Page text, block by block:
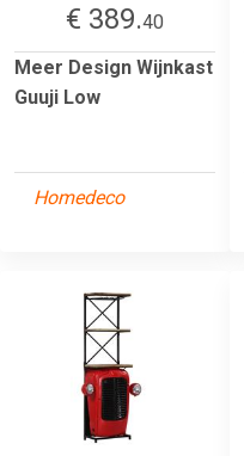
€ 389.40
Meer Design Wijnkast
Guuji Low
Homedeco